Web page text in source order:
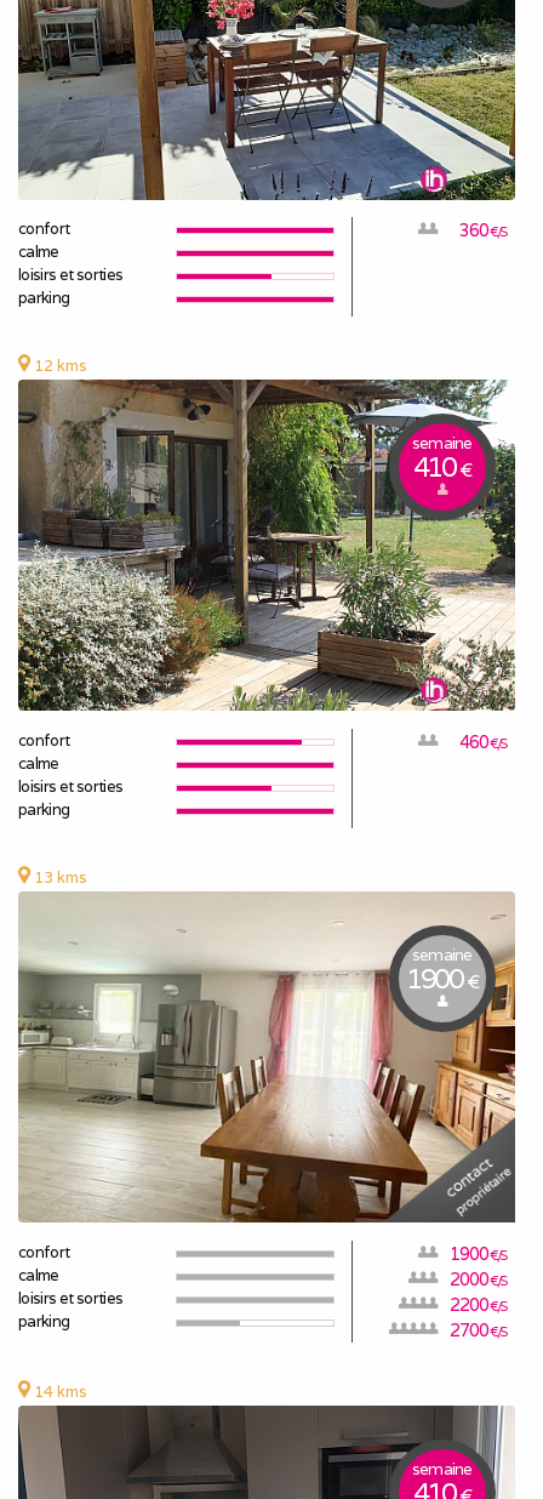
confort
calme
loisirs et sorties
parking
360€/S
12 kms
semaine
410€
confort
calme
loisirs et sorties
parking
460€/S
13 kms
semaine
1900€
confort
calme
loisirs et sorties
parking
1900€/S
2000€/S
2200€/S
2700€/S
14 kms
semaine
410